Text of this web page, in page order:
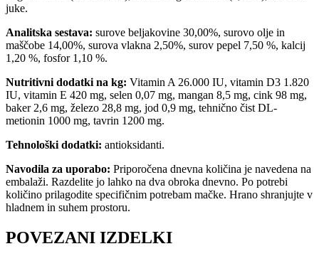
juke.
Analitska sestava: surove beljakovine 30,00%, surovo olje in
maščobe 14,00%, surova vlakna 2,50%, surov pepel 7,50 %, kalcij
1,20 %, fosfor 1,10 %.
Nutritivni dodatki na kg: Vitamin A 26.000 IU, vitamin D3 1.820
IU, vitamin E 420 mg, selen 0,07 mg, mangan 8,5 mg, cink 98 mg,
baker 2,6 mg, železo 28,8 mg, jod 0,9 mg, tehnično čist DL-
metionin 1000 mg, tavrin 1200 mg.
Tehnološki dodatki: antioksidanti.
Navodila za uporabo: Priporočena dnevna količina je navedena na
embalaži. Razdelite jo lahko na dva obroka dnevno. Po potrebi
količino prilagodite specifičnim potrebam mačke. Hrano shranjujte v
hladnem in suhem prostoru.
POVEZANI IZDELKI